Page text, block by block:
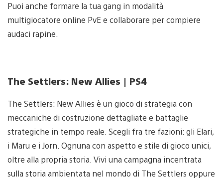
Puoi anche formare la tua gang in modalità
multigiocatore online PvE e collaborare per compiere
audaci rapine.
The Settlers: New Allies | PS4
The Settlers: New Allies è un gioco di strategia con
meccaniche di costruzione dettagliate e battaglie
strategiche in tempo reale. Scegli fra tre fazioni: gli Elari,
i Maru e i Jorn. Ognuna con aspetto e stile di gioco unici,
oltre alla propria storia. Vivi una campagna incentrata
sulla storia ambientata nel mondo di The Settlers oppure